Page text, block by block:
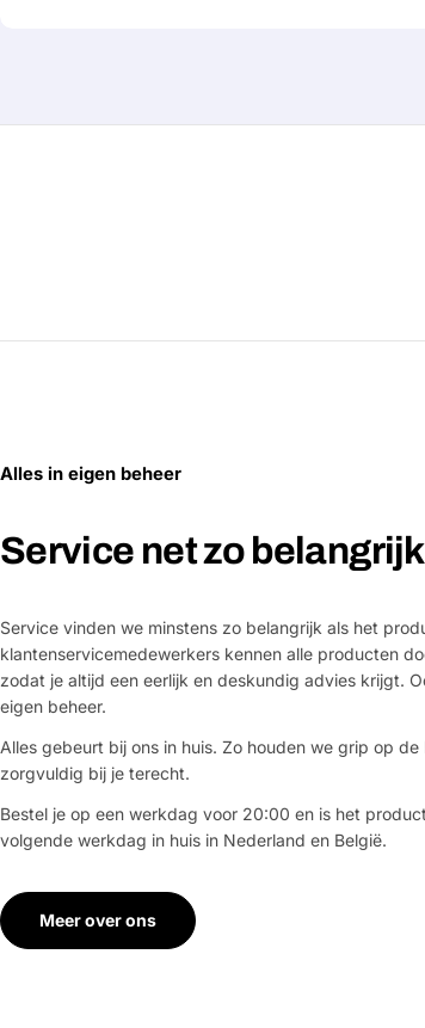
Alles in eigen beheer
Service net zo
Service vinden we minstens zo belangrijk als het
klantenservicemedewerkers kennen alle producten
zodat je altijd een eerlijk en deskundig advies krijgt.
eigen beheer.
Alles gebeurt bij ons in huis. Zo houden we grip op
zorgvuldig bij je terecht.
Bestel je op een werkdag voor 20:00 en is het
volgende werkdag in huis in Nederland en België.
Meer over ons